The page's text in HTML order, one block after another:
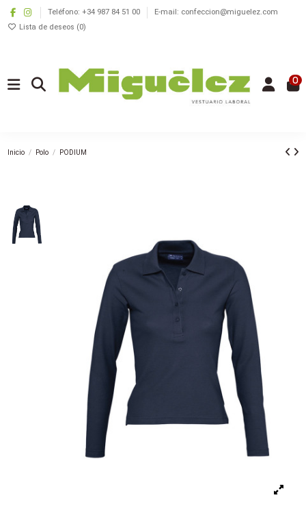
Teléfono: +34 987 84 51 00
E-mail: confeccion@miguelez.com
Lista de deseos (0)
0
Inicio Polo PODIUM